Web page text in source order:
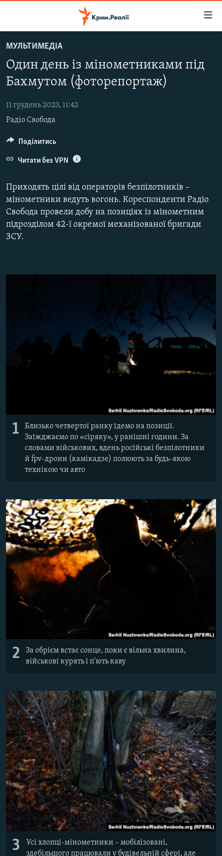
до
основного
матеріалу
до
навігації
Перейти
пошуку
ВОДА.КРИМ
ВІДЕО ТА ФОТО
ПОЛІТИКА
БЛОГИ
ПОГЛЯД
ІНТЕРВ'Ю
СПЕЦПРОЕКТИ
ДЕПОРТАЦІЯ
ВІДЕОУРОКИ «ELIFBE»
ЯК ОБІЙТИ БЛОКУВАННЯ
Русский
Усі сайти RFE/RL
МУЛЬТИМЕДІА
Один день із мінометниками під
Бахмутом (фоторепортаж)
11 грудень 2023, 11:42
Радіо Свобода
Приходять цілі від операторів безпілотників –
мінометники ведуть вогонь. Кореспонденти Радіо
Свобода провели добу на позиціях із мінометним
підрозділом 42-ї окремої механізованої бригади
ЗСУ.
1
Близько четвертої ранку їдемо на позиції.
Заїжджаємо по «сіряку», у ранішні години. За
словами військових, вдень російські безпілотники
й fpv-дрони (камікадзе) полюють за будь-якою
технікою чи авто
2
За обрієм встає сонце, поки є вільна хвилина,
військові курять і п'ють каву
3
Усі хлопці-мінометники – мобілізовані,
здебільшого працювали у будівельній сфері, але
Поділитись
Читати без VPN